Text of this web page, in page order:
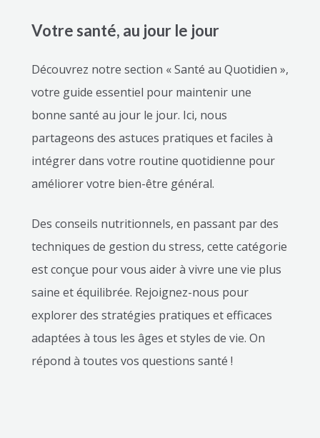
Votre santé, au jour le jour
Découvrez notre section « Santé au Quotidien »,
votre guide essentiel pour maintenir une
bonne santé au jour le jour. Ici, nous
partageons des astuces pratiques et faciles à
intégrer dans votre routine quotidienne pour
améliorer votre bien-être général.
Des conseils nutritionnels, en passant par des
techniques de gestion du stress, cette catégorie
est conçue pour vous aider à vivre une vie plus
saine et équilibrée. Rejoignez-nous pour
explorer des stratégies pratiques et efficaces
adaptées à tous les âges et styles de vie. On
répond à toutes vos questions santé !